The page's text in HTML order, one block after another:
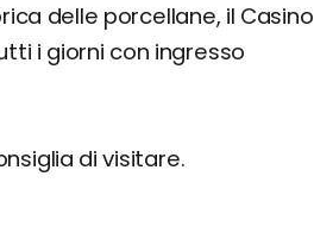
delle porcellane, il Casino
i giorni con ingresso
di visitare.